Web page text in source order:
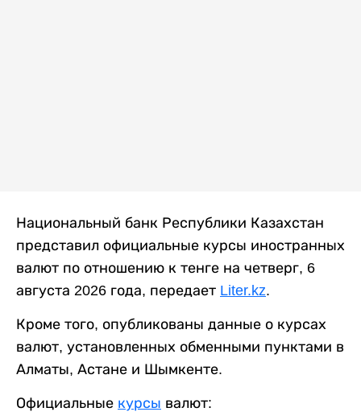
Национальный банк Республики Казахстан
представил официальные курсы иностранных
валют по отношению к тенге на четверг, 6
августа 2026 года, передает Liter.kz.
Кроме того, опубликованы данные о курсах
валют, установленных обменными пунктами в
Алматы, Астане и Шымкенте.
Официальные курсы валют: